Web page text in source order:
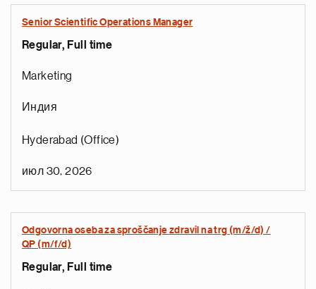
Senior Scientific Operations Manager
Regular, Full time
Marketing
Индия
Hyderabad (Office)
июл 30, 2026
Odgovorna oseba za sproščanje zdravil na trg (m/ž/d) /
QP (m/f/d)
Regular, Full time